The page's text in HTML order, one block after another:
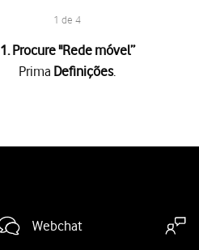
1 de 4
1. Procure "Rede móvel”
Prima Definições.
Webchat